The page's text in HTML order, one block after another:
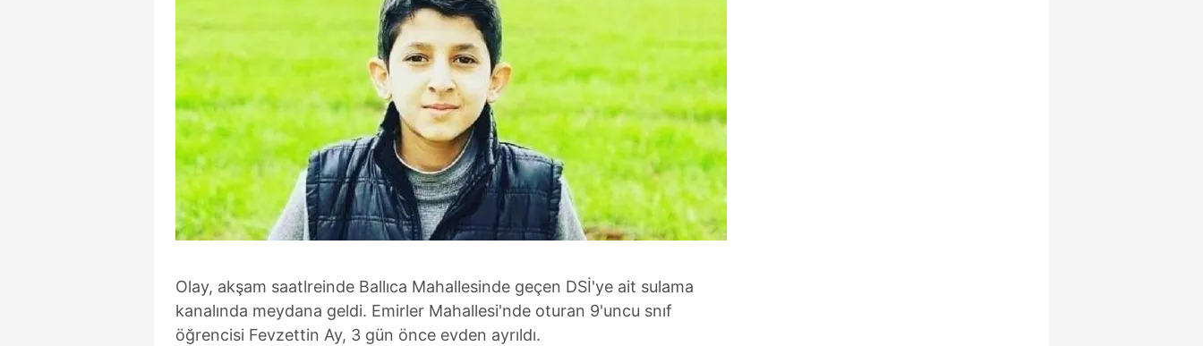
Olay, akşam saatlreinde Ballıca Mahallesinde geçen DSİ'ye ait sulama
kanalında meydana geldi. Emirler Mahallesi'nde oturan 9'uncu snıf
öğrencisi Fevzettin Ay, 3 gün önce evden ayrıldı.